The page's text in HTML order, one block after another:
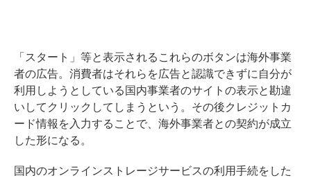
「スタート」等と表示されるこれらのボタンは海外事業
者の広告。消費者はそれらを広告と認識できずに自分が
利用しようとしている国内事業者のサイトの表示と勘違
いしてクリックしてしまうという。その後クレジットカ
ード情報を入力することで、海外事業者との契約が成立
した形になる。
国内のオンラインストレージサービスの利用手続をした